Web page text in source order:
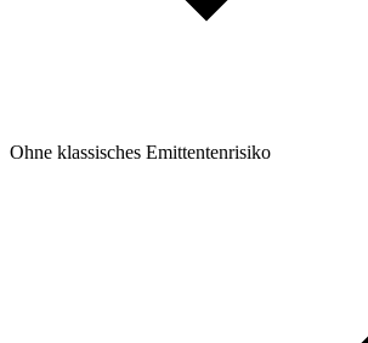
Ohne klassisches Emittentenrisiko